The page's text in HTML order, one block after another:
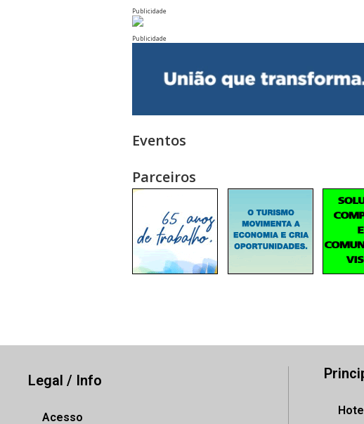
Publicidade
Publicidade
Eventos
Parceiros
Legal / Info
Acesso